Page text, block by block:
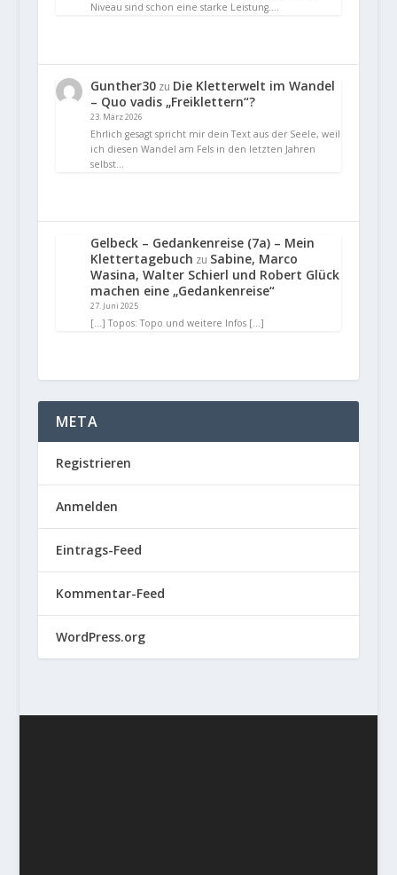
Niveau sind schon eine starke Leistung.…
Gunther30zu Die Kletterwelt im Wandel
– Quo vadis „Freiklettern“?
23. März 2026
Ehrlich gesagt spricht mir dein Text aus der Seele, weil
ich diesen Wandel am Fels in den letzten Jahren
selbst…
Gelbeck – Gedankenreise (7a) – Mein
Klettertagebuch zu Sabine, Marco
Wasina, Walter Schierl und Robert Glück
machen eine „Gedankenreise“
27. Juni 2025
[…] Topos: Topo und weitere Infos […]
META
Registrieren
Anmelden
Eintrags-Feed
Kommentar-Feed
WordPress.org